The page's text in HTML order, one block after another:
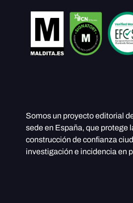
Somos un proyecto editorial
sede en España, que protege
construcción de confianza
investigación e incidencia en